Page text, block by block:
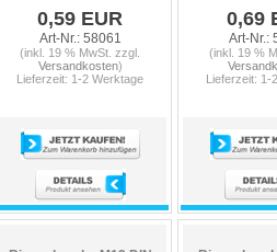
0,59 EUR
Art-Nr.: 58061
(inkl. 19 % MwSt. zzgl.
Versandkosten)
Lieferzeit: 1-2 Werktage
0,69
Art-Nr.:
(inkl. 19 %
Lieferzeit: 1-